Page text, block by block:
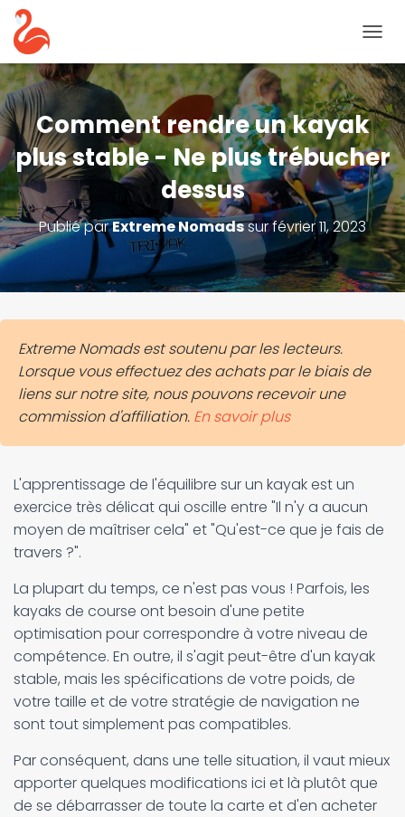
A
S
C
U
L
E
R
L
A
N
A
V
I
G
T
Comment rendre un kayak
plus stable - Ne plus trébucher
dessus
Publié parExtreme Nomadssurfévrier 11, 2023
Extreme Nomads est soutenu par les lecteurs.
Lorsque vous effectuez des achats par le biais de
liens sur notre site, nous pouvons recevoir une
commission d'affiliation. En savoir plus
L'apprentissage de l'équilibre sur un kayak est un
exercice très délicat qui oscille entre "Il n'y a aucun
moyen de maîtriser cela" et "Qu'est-ce que je fais de
travers ?".
La plupart du temps, ce n'est pas vous ! Parfois, les
kayaks de course ont besoin d'une petite
optimisation pour correspondre à votre niveau de
compétence. En outre, il s'agit peut-être d'un kayak
stable, mais les spécifications de votre poids, de
votre taille et de votre stratégie de navigation ne
sont tout simplement pas compatibles.
Par conséquent, dans une telle situation, il vaut mieux
apporter quelques modifications ici et là plutôt que
de se débarrasser de toute la carte et d'en acheter